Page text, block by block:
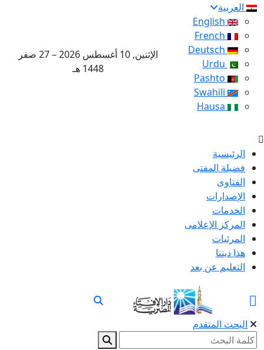
العربية
الإثنين, 10 أغسطس 2026 – 27 صفر
1448 هـ
الرئيسية
فضيلة المفتى
الفتاوى
الإصدارات
الخدمات
المركز الإعلامى
المرئيات
هذا ديننا
التعليم عن بعد
البحث المتقدم